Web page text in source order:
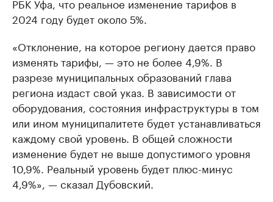
РБК Уфа, что реальное изменение тарифов в
2024 году будет около 5%.
«Отклонение, на которое региону дается право
изменять тарифы, — это не более 4,9%. В
разрезе муниципальных образований глава
региона издаст свой указ. В зависимости от
оборудования, состояния инфраструктуры в том
или ином муниципалитете будет устанавливаться
каждому свой уровень. В общей сложности
изменение будет не выше допустимого уровня
10,9%. Реальный уровень будет плюс-минус
4,9%», — сказал Дубовский.